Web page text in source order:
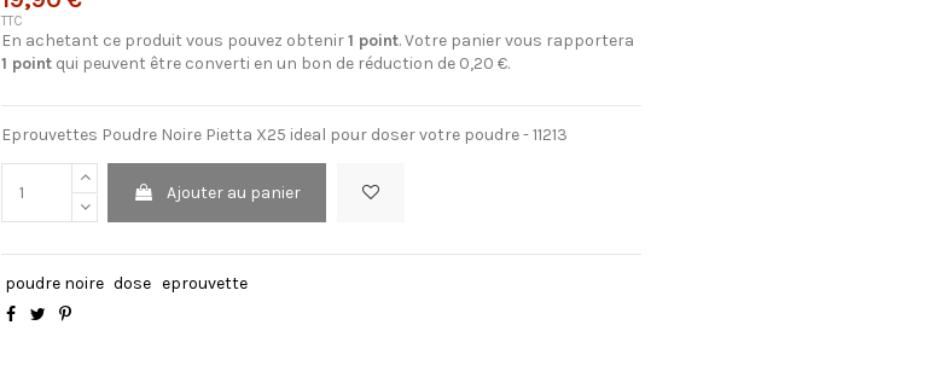
TTC
En achetant ce produit vous pouvez obtenir1 point. Votre panier vous rapportera
1 point qui peuvent être converti en un bon de réduction de 0,20 €.
Eprouvettes Poudre Noire Pietta X25 ideal pour doser votre poudre - 11213
Ajouter au panier
poudre noire dose eprouvette